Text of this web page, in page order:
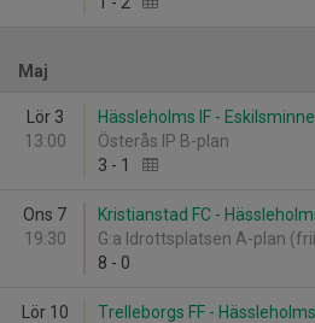
Maj
Lör 3
13:00
Hässleholms IF - Eskilsminne
Österås IP B-plan
3 - 1
Ons 7
19:30
Kristianstad FC -
G:a Idrottsplatsen A-plan
8 - 0
Lör 10
Trelleborgs FF -